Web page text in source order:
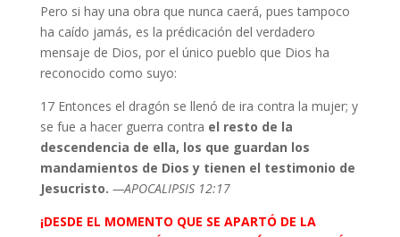
Pero si hay una obra que nunca caerá, pues tampoco
ha caído jamás, es la prédicación del verdadero
mensaje de Dios, por el único pueblo que Dios ha
reconocido como suyo:
17 Entonces el dragón se llenó de ira contra la mujer; y
se fue a hacer guerra contra el resto de la
descendencia de ella, los que guardan los
mandamientos de Dios y tienen el testimonio de
Jesucristo. —APOCALIPSIS 12:17
¡DESDE EL MOMENTO QUE SE APARTÓ DE LA